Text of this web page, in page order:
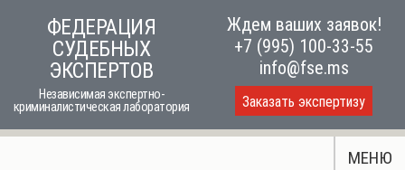
ФЕДЕРАЦИЯ
СУДЕБНЫХ
ЭКСПЕРТОВ
Независимая экспертно-
криминалистическая лаборатория
Ждем ваших заявок!
+7 (995) 100-33-55
info@fse.ms
Заказать экспертизу
МЕНЮ